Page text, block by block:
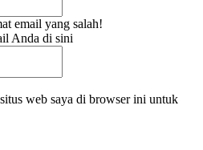
email yang salah!
Anda di sini
web saya di browser ini untuk